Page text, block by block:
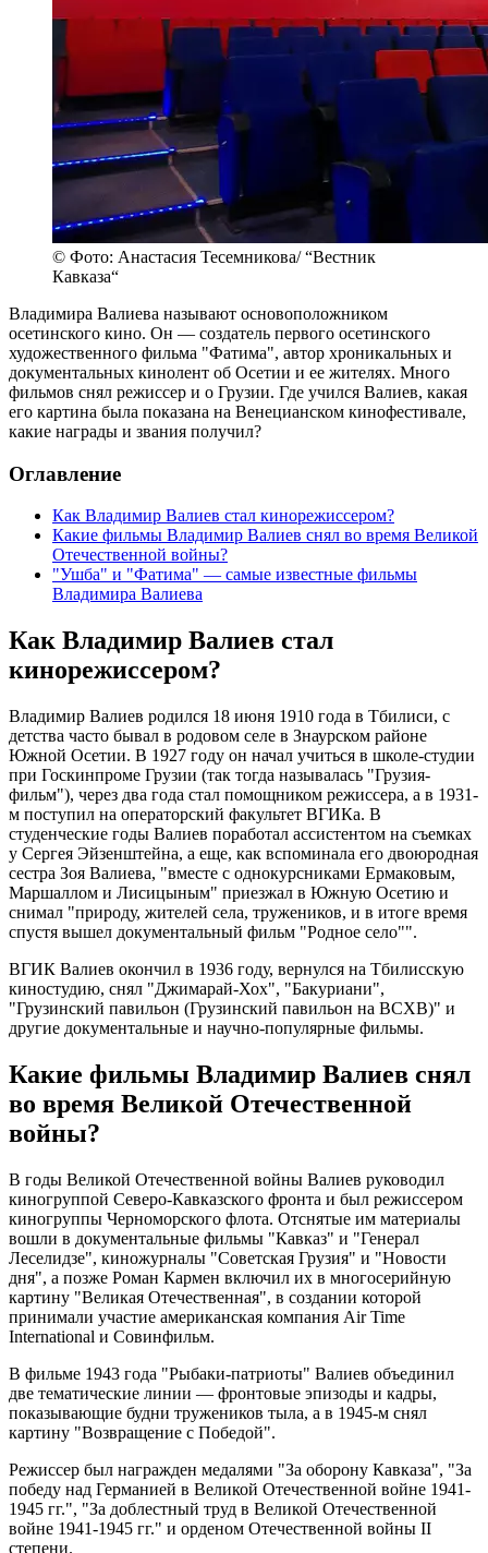
© Фото: Анастасия Тесемникова/ “Вестник
Кавказа“
Владимира Валиева называют основоположником
осетинского кино. Он — создатель первого осетинского
художественного фильма "Фатима", автор хроникальных и
документальных кинолент об Осетии и ее жителях. Много
фильмов снял режиссер и о Грузии. Где учился Валиев, какая
его картина была показана на Венецианском кинофестивале,
какие награды и звания получил?
Оглавление
Как Владимир Валиев стал кинорежиссером?
Какие фильмы Владимир Валиев снял во время Великой
Отечественной войны?
"Ушба" и "Фатима" — самые известные фильмы
Владимира Валиева
Как Владимир Валиев стал
кинорежиссером?
Владимир Валиев родился 18 июня 1910 года в Тбилиси, с
детства часто бывал в родовом селе в Знаурском районе
Южной Осетии. В 1927 году он начал учиться в школе-студии
при Госкинпроме Грузии (так тогда называлась "Грузия-
фильм"), через два года стал помощником режиссера, а в 1931-
м поступил на операторский факультет ВГИКа. В
студенческие годы Валиев поработал ассистентом на съемках
у Сергея Эйзенштейна, а еще, как вспоминала его двоюродная
сестра Зоя Валиева, "вместе с однокурсниками Ермаковым,
Маршаллом и Лисицыным" приезжал в Южную Осетию и
снимал "природу, жителей села, тружеников, и в итоге время
спустя вышел документальный фильм "Родное село"".
ВГИК Валиев окончил в 1936 году, вернулся на Тбилисскую
киностудию, снял "Джимарай-Хох", "Бакуриани",
"Грузинский павильон (Грузинский павильон на ВСХВ)" и
другие документальные и научно-популярные фильмы.
Какие фильмы Владимир Валиев снял
во время Великой Отечественной
войны?
В годы Великой Отечественной войны Валиев руководил
киногруппой Северо-Кавказского фронта и был режиссером
киногруппы Черноморского флота. Отснятые им материалы
вошли в документальные фильмы "Кавказ" и "Генерал
Леселидзе", киножурналы "Советская Грузия" и "Новости
дня", а позже Роман Кармен включил их в многосерийную
картину "Великая Отечественная", в создании которой
принимали участие американская компания Air Time
International и Совинфильм.
В фильме 1943 года "Рыбаки-патриоты" Валиев объединил
две тематические линии — фронтовые эпизоды и кадры,
показывающие будни тружеников тыла, а в 1945-м снял
картину "Возвращение с Победой".
Режиссер был награжден медалями "За оборону Кавказа", "За
победу над Германией в Великой Отечественной войне 1941-
1945 гг.", "За доблестный труд в Великой Отечественной
войне 1941-1945 гг." и орденом Отечественной войны II
степени.